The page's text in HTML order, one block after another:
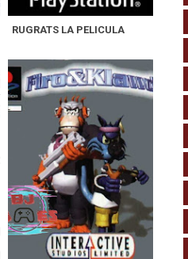
RUGRATS LA PELICULA